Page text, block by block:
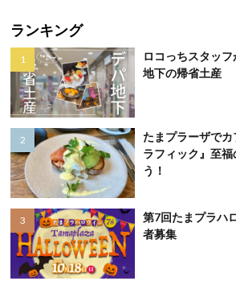
ランキング
ロコっちスタッ
地下の帰省土産
たまプラーザで
ラフィック』至
う！
第7回たまプラハ
者募集